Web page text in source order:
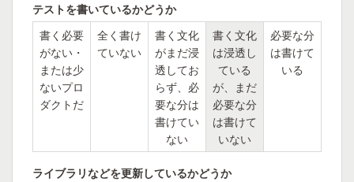
テストを書いているかどうか
書く必要
がない・
または少
ないプロ
ダクトだ
全く書け
ていない
書く文化
がまだ浸
透してお
らず、必
要な分は
書けてい
ない
書く文化
は浸透し
ている
が、まだ
必要な分
は書けて
いない
必要な分
は書けて
いる
ライブラリなどを更新しているかどうか